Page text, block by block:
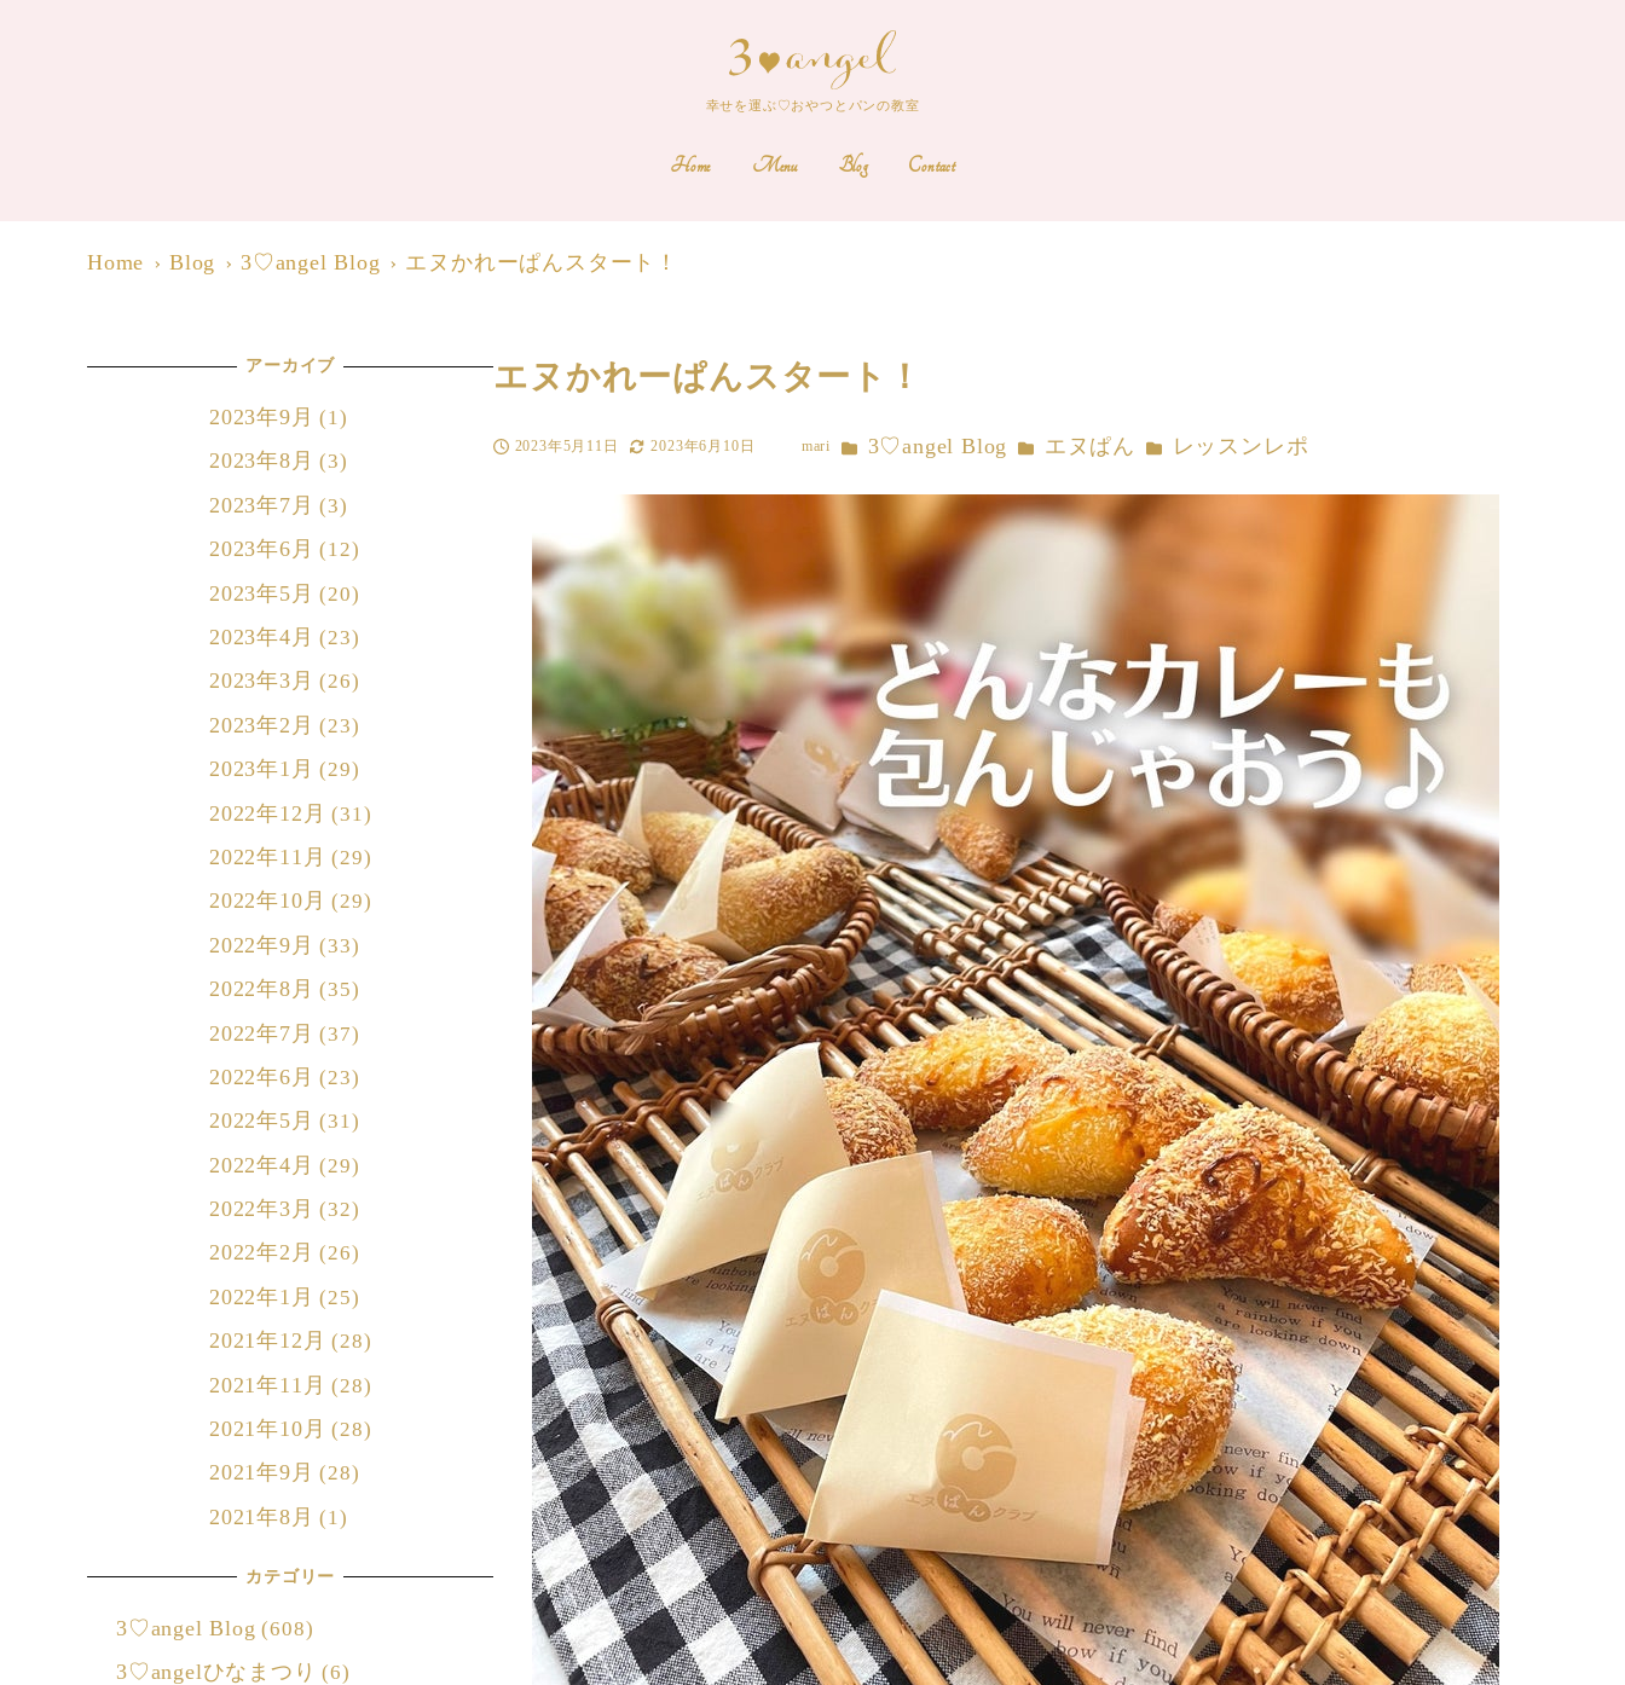
幸せを運ぶ♡おやつとパンの教室
Home Menu Blog Contact
Home Blog 3♡angel Blog エヌかれーぱんスタート！
エヌかれーぱんスタート！
投稿日
2023年5月11日
更新日
2023年6月10日 mari カテゴリー
3♡angel Blog カテゴリー
エヌぱん カテゴリー
レッスンレポ
アーカイブ
2023年9月 (1)
2023年8月 (3)
2023年7月 (3)
2023年6月 (12)
2023年5月 (20)
2023年4月 (23)
2023年3月 (26)
2023年2月 (23)
2023年1月 (29)
2022年12月 (31)
2022年11月 (29)
2022年10月 (29)
2022年9月 (33)
2022年8月 (35)
2022年7月 (37)
2022年6月 (23)
2022年5月 (31)
2022年4月 (29)
2022年3月 (32)
2022年2月 (26)
2022年1月 (25)
2021年12月 (28)
2021年11月 (28)
2021年10月 (28)
2021年9月 (28)
2021年8月 (1)
カテゴリー
3♡angel Blog (608)
3♡angelひなまつり (6)